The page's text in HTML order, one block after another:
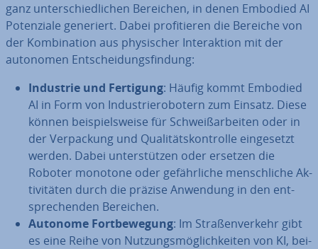
ganz un­ter­schied­li­chen Bereichen, in denen Embodied AI
Po­ten­zia­le generiert. Dabei pro­fi­tie­ren die Bereiche von
der Kom­bi­na­ti­on aus phy­si­scher In­ter­ak­ti­on mit der
autonomen Ent­schei­dungs­fin­dung:
Industrie und Fertigung: Häufig kommt Embodied
AI in Form von In­dus­trie­ro­bo­tern zum Einsatz. Diese
können bei­spiels­wei­se für Schweiß­ar­bei­ten oder in
der Ver­pa­ckung und Qua­li­täts­kon­trol­le ein­ge­setzt
werden. Dabei un­ter­stüt­zen oder ersetzen die
Roboter monotone oder ge­fähr­li­che mensch­li­che Ak­
ti­vi­tä­ten durch die präzise Anwendung in den ent­
spre­chen­den Bereichen.
Autonome Fort­be­we­gung: Im Stra­ßen­ver­kehr gibt
es eine Reihe von Nut­zungs­mög­lich­kei­ten von KI, bei­